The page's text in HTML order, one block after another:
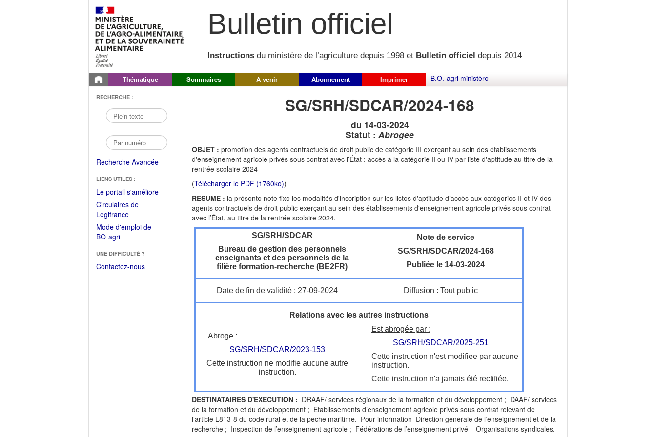
Bulletin officiel
Instructions du ministère de l’agriculture depuis 1998 et Bulletin officiel depuis 2014
Thématique Sommaires A venir Abonnement Imprimer B.O.-agri ministère
RECHERCHE :
Recherche Avancée
LIENS UTILES :
Le portail s'améliore(Fichier
Circulaires de
Legifrance(Ouvrir
dans
une
fenêtre)
Mode d'emploi de
BO-agri(Ouvrir
une
nouvelle
UNE DIFFICULTÉ ?
Contactez-nous
SG/SRH/SDCAR/2024-168
du 14-03-2024
Statut : Abrogee
OBJET : promotion des agents contractuels de droit public de catégorie III exerçant au sein des établissements
d'enseignement agricole privés sous contrat avec l’État : accès à la catégorie II ou IV par liste d'aptitude au titre de la
rentrée scolaire 2024
(Télécharger le PDF (1760ko))
RESUME : la présente note fixe les modalités d'inscription sur les listes d'aptitude d’accès aux catégories II et IV des
agents contractuels de droit public exerçant au sein des établissements d'enseignement agricole privés sous contrat
avec l’État, au titre de la rentrée scolaire 2024.
SG/SRH/SDCAR
Bureau de gestion des personnels
enseignants et des personnels de la
filière formation-recherche (BE2FR)
Note de service
SG/SRH/SDCAR/2024-168
Publiée le 14-03-2024
Date de fin de validité : 27-09-2024 Diffusion : Tout public
Relations avec les autres instructions
Abroge :
SG/SRH/SDCAR/2023-153
Cette instruction ne modifie aucune autre
instruction.
Est abrogée par :
SG/SRH/SDCAR/2025-251
Cette instruction n'est modifiée par aucune
instruction.
Cette instruction n'a jamais été rectifiée.
DESTINATAIRES D'EXECUTION : DRAAF/ services régionaux de la formation et du développement ; DAAF/ services
de la formation et du développement ; Etablissements d’enseignement agricole privés sous contrat relevant de
l’article L813-8 du code rural et de la pêche maritime. Pour information Direction générale de l’enseignement et de la
recherche ; Inspection de l’enseignement agricole ; Fédérations de l’enseignement privé ; Organisations syndicales.